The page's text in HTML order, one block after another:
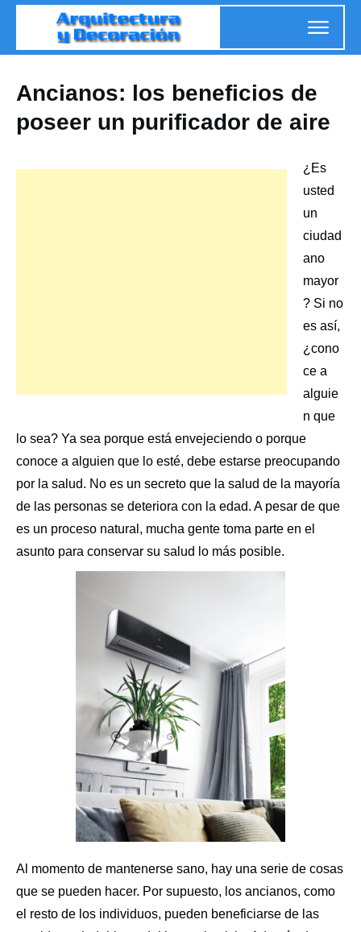
Ancianos: los beneficios de
poseer un purificador de aire
¿Es
usted
un
ciudad
ano
mayor
? Si no
es así,
¿cono
ce a
alguie
n que
lo sea? Ya sea porque está envejeciendo o porque
conoce a alguien que lo esté, debe estarse preocupando
por la salud. No es un secreto que la salud de la mayoría
de las personas se deteriora con la edad. A pesar de que
es un proceso natural, mucha gente toma parte en el
asunto para conservar su salud lo más posible.
Al momento de mantenerse sano, hay una serie de cosas
que se pueden hacer. Por supuesto, los ancianos, como
el resto de los individuos, pueden beneficiarse de las